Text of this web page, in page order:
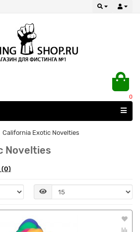
0
California Exotic Novelties
Novelties
(0)